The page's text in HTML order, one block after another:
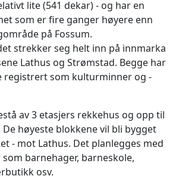
lite (541 dekar) - og har en
som er fire ganger høyere enn
på Fossum.
strekker seg helt inn på innmarka
Lathus og Strømstad. Begge har
som kulturminner og -
av 3 etasjers rekkehus og opp til
De høyeste blokkene vil bli bygget
- mot Lathus. Det planlegges med
barnehager, barneskole,
osv.